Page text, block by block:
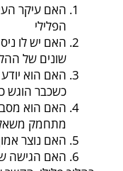
האם עיקר
הפלילי
האם יש לו
שונים של
האם הוא
כשכבר הוגש
האם הוא
מתחמק
האם נוצר
האם הגישה